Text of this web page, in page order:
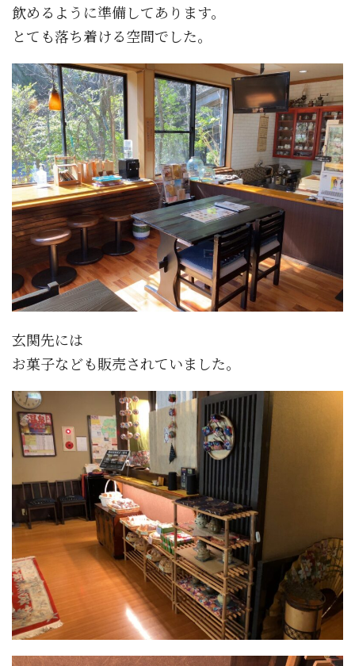
飲めるように準備してあります。
とても落ち着ける空間でした。
玄関先には
お菓子なども販売されていました。